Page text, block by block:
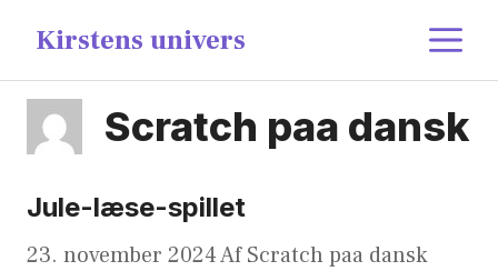
indhold
Kirstens univers
Scratch paa dansk
Jule-læse-spillet
23. november 2024AfScratch paa dansk